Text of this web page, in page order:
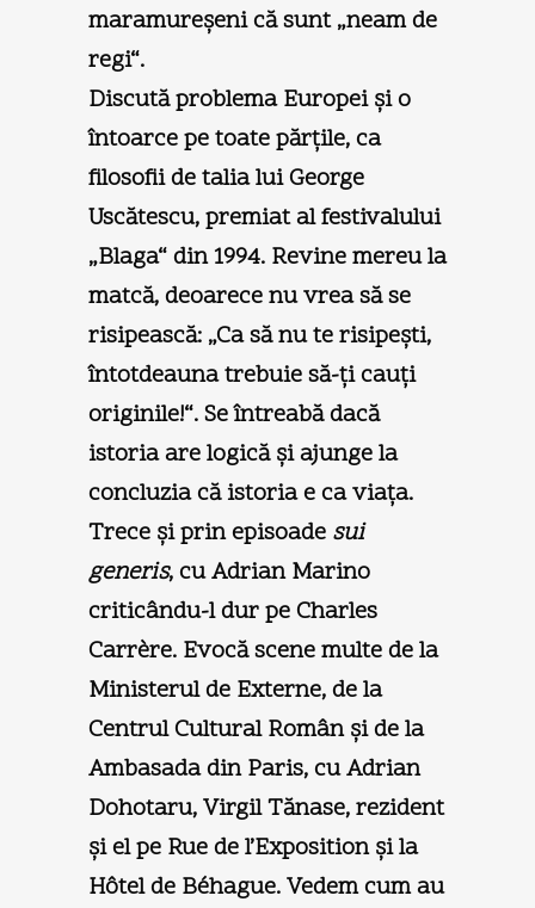
maramureşeni că sunt „neam de
regi“.
Discută problema Europei şi o
întoarce pe toate părţile, ca
filosofii de talia lui George
Uscătescu, premiat al festivalului
„Blaga“ din 1994. Revine mereu la
matcă, deoarece nu vrea să se
risipească: „Ca să nu te risipeşti,
întotdeauna trebuie să-ţi cauţi
originile!“. Se întreabă dacă
istoria are logică şi ajunge la
concluzia că istoria e ca viaţa.
Trece şi prin episoade sui
generis, cu Adrian Marino
criticându-l dur pe Charles
Carrère. Evocă scene multe de la
Ministerul de Externe, de la
Centrul Cultural Român şi de la
Ambasada din Paris, cu Adrian
Dohotaru, Virgil Tănase, rezident
şi el pe Rue de l’Exposition şi la
Hôtel de Béhague. Vedem cum au